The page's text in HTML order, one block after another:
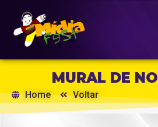
MURAL DE
Home Voltar